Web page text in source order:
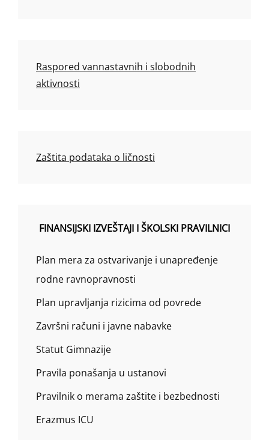
Raspored vannastavnih i slobodnih
aktivnosti
Zaštita podataka o ličnosti
FINANSIJSKI IZVEŠTAJI I ŠKOLSKI PRAVILNICI
Plan mera za ostvarivanje i unapređenje
rodne ravnopravnosti
Plan upravljanja rizicima od povrede
Završni računi i javne nabavke
Statut Gimnazije
Pravila ponašanja u ustanovi
Pravilnik o merama zaštite i bezbednosti
Erazmus ICU